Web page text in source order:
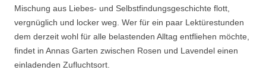
Mischung aus Liebes- und Selbstfindungsgeschichte flott,
vergnüglich und locker weg. Wer für ein paar Lektürestunden
dem derzeit wohl für alle belastenden Alltag entfliehen möchte,
findet in Annas Garten zwischen Rosen und Lavendel einen
einladenden Zufluchtsort.